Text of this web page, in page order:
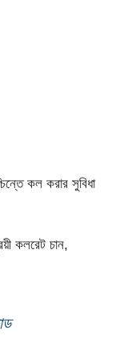
কল করার সুবিধা
কলরেট চান,